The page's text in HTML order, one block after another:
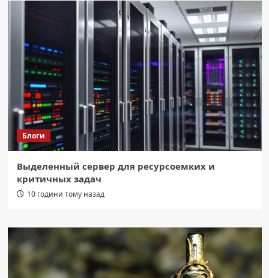
Блоги
Выделенный сервер для ресурсоемких и
критичных задач
10 години тому назад